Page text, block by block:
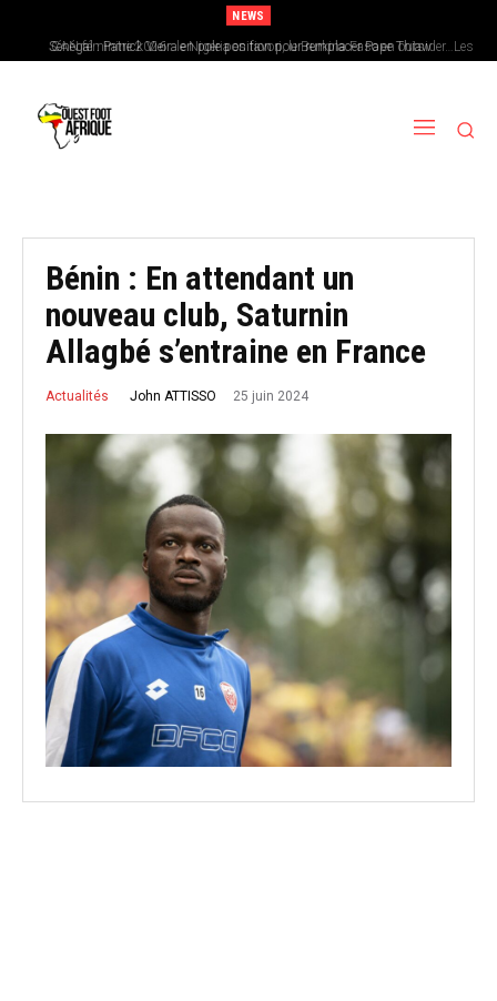
NEWS
Sénégal : Patrick Vieira en pole position pour remplacer Pape Thiaw
CAN féminine 2026 : le Nigeria en favori, le Burkina Faso en outsider…Les
chances de l’Afrique de l’Ouest
Bénin : En attendant un
nouveau club, Saturnin
Allagbé s’entraine en France
Actualités John ATTISSO 25 juin 2024